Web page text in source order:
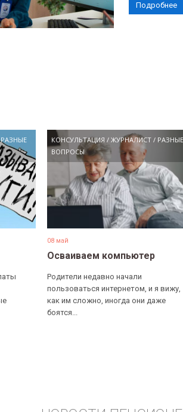
Подробнее
РАЗНЫЕ
КОНСУЛЬТАЦИЯ /ЖУРНАЛИСТ / РАЗНЫЕ
ВОПРОСЫ
08 май
Осваиваем компьютер
Родители недавно начали
пользоваться интернетом, и я вижу,
как им сложно, иногда они даже
боятся...